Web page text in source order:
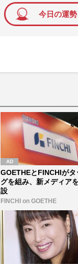
今日の運
GOETHEとFINCHIがタ
グを組み、新メディア
設
FINCHI on GOETHE